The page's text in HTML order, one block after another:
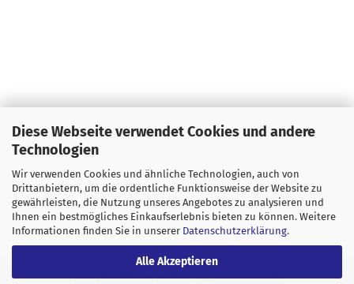
Diese Webseite verwendet Cookies und andere
Technologien
Wir verwenden Cookies und ähnliche Technologien, auch von
Drittanbietern, um die ordentliche Funktionsweise der Website zu
gewährleisten, die Nutzung unseres Angebotes zu analysieren und
Ihnen ein bestmögliches Einkaufserlebnis bieten zu können. Weitere
Informationen finden Sie in unserer Datenschutzerklärung.
Alle Akzeptieren
Widerrufsrecht & Muster-Widerrufsformular